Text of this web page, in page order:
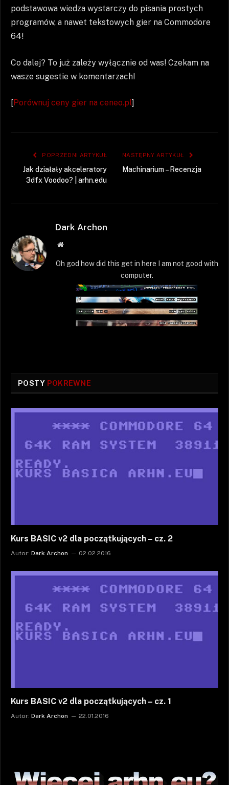
podstawowa wiedza wystarczy do pisania prostych
programów, a nawet tekstowych gier na Commodore
64!
Co dalej? To już zależy wyłącznie od was! Czekam na
wasze sugestie w komentarzach!
[Porównuj ceny gier na ceneo.pl]
POPRZEDNI ARTYKUŁ
Jak działały akceleratory
3dfx Voodoo? | arhn.edu
NASTĘPNY ARTYKUŁ
Machinarium – Recenzja
Dark Archon
Strona
Oh god how did this get in here I am not good with
computer.
POSTY POKREWNE
Kurs BASIC v2 dla początkujących – cz. 2
Autor: Dark Archon 02.02.2016
Kurs BASIC v2 dla początkujących – cz. 1
Autor: Dark Archon 22.01.2016